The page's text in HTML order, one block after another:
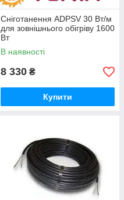
Сніготанення ADPSV 30 Вт/м
для зовнішнього обігріву 1600
Вт
В наявності
8 330 ₴
Купити